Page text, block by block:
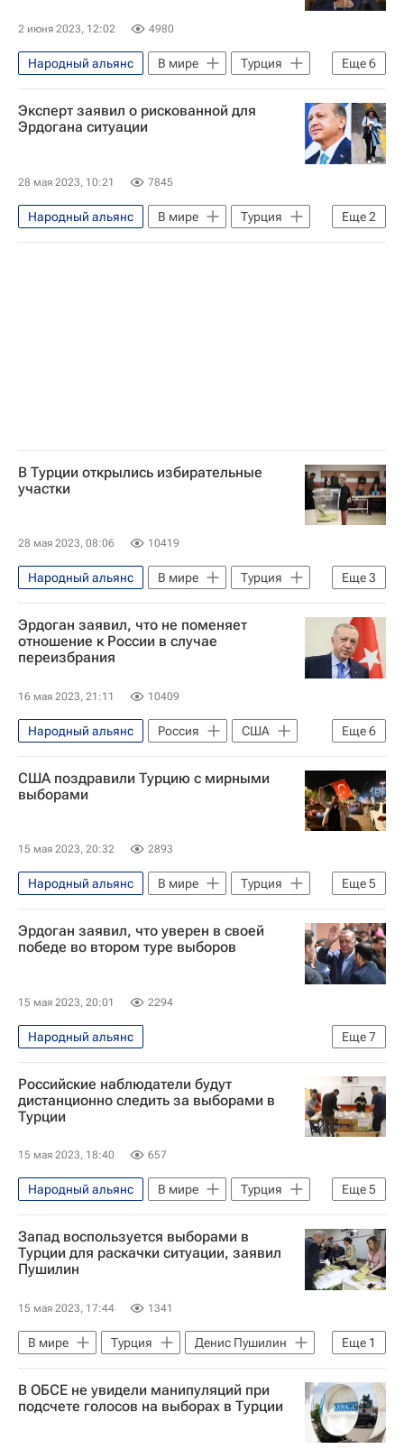
Госдума РФ
Президентские выборы в Турции
В мире
2 июня 2023, 12:02 4980
Еще6
Народный альянс В мире
Турция
Венгрия
Европа
Виктор Орбан
Джордж Сорос
Реджеп Тайип Эрдоган
Эксперт заявил о рискованной для
Эрдогана ситуации
28 мая 2023, 10:21 7845
Еще2
Народный альянс В мире
Турция
Кемаль Кылычдароглу
В Турции открылись избирательные
участки
28 мая 2023, 08:06 10419
Еще3
Народный альянс В мире
Турция
Реджеп Тайип Эрдоган
Кемаль Кылычдароглу
Президентские выборы в Турции
Эрдоган заявил, что не поменяет
отношение к России в случае
переизбрания
16 мая 2023, 21:11 10409
Еще6
Народный альянс Россия
США
Турция
Реджеп Тайип Эрдоган
В мире
Кемаль Кылычдароглу
Президентские выборы в Турции
США поздравили Турцию с мирными
выборами
15 мая 2023, 20:32 2893
Еще5
Народный альянс В мире
Турция
США
Кемаль Кылычдароглу
Реджеп Тайип Эрдоган
Джон Кирби
Эрдоган заявил, что уверен в своей
победе во втором туре выборов
15 мая 2023, 20:01 2294
Еще7
Народный альянс
Президентские выборы в Турции
Турция
Реджеп Тайип Эрдоган
В мире
Рабочая партия Курдистана
Фетхуллах Гюлен
Российские наблюдатели будут
дистанционно следить за выборами в
Турции
15 мая 2023, 18:40 657
Еще5
Народный альянс В мире
Турция
Россия
Реджеп Тайип Эрдоган
Кемаль Кылычдароглу
Президентские выборы в Турции
Запад воспользуется выборами в
Турции для раскачки ситуации, заявил
Пушилин
15 мая 2023, 17:44 1341
Еще 1
В мире Турция
Денис Пушилин
Президентские выборы в Турции
В ОБСЕ не увидели манипуляций при
подсчете голосов на выборах в Турции